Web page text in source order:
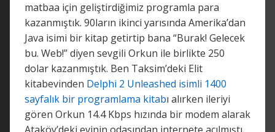
matbaa için geliştirdiğimiz programla para
kazanmıştık. 90ların ikinci yarısında Amerika’dan
Java isimi bir kitap getirtip bana “Burak! Gelecek
bu. Web!” diyen sevgili Orkun ile birlikte 250
dolar kazanmıştık. Ben Taksim’deki Elit
kitabevinden Delphi 2 Unleashed isimli 1400
sayfalık bir programlama kitabı alırken ileriyi
gören Orkun 14.4 Kbps hızında bir modem alarak